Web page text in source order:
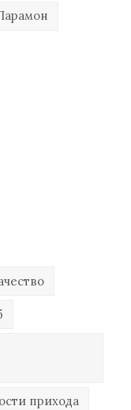
прихода